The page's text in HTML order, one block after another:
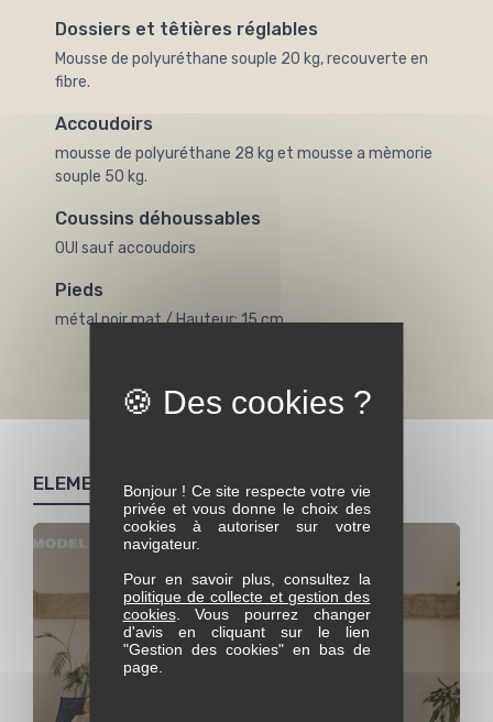
Dossiers et têtières réglables
Mousse de polyuréthane souple 20 kg, recouverte en
fibre.
Accoudoirs
mousse de polyuréthane 28 kg et mousse a mèmorie
souple 50 kg.
Coussins déhoussables
OUI sauf accoudoirs
Pieds
métal noir mat / Hauteur: 15 cm
ELEMENTS DE LA COLLECTION IGOR
Bonjour ! Ce site respecte votre vie
privée et vous donne le choix des
cookies à autoriser sur votre
navigateur.
Pour en savoir plus, consultez la
politique de collecte et gestion des
cookies. Vous pourrez changer
d'avis en cliquant sur le lien
"Gestion des cookies" en bas de
page.